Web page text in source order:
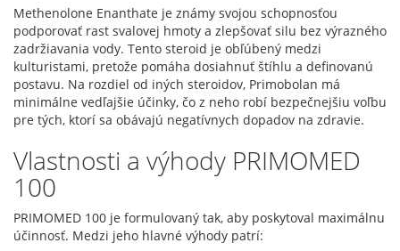
Methenolone Enanthate je známy svojou schopnosťou
podporovať rast svalovej hmoty a zlepšovať silu bez výrazného
zadržiavania vody. Tento steroid je obľúbený medzi
kulturistami, pretože pomáha dosiahnuť štíhlu a definovanú
postavu. Na rozdiel od iných steroidov, Primobolan má
minimálne vedľajšie účinky, čo z neho robí bezpečnejšiu voľbu
pre tých, ktorí sa obávajú negatívnych dopadov na zdravie.
Vlastnosti a výhody PRIMOMED
100
PRIMOMED 100 je formulovaný tak, aby poskytoval maximálnu
účinnosť. Medzi jeho hlavné výhody patrí: